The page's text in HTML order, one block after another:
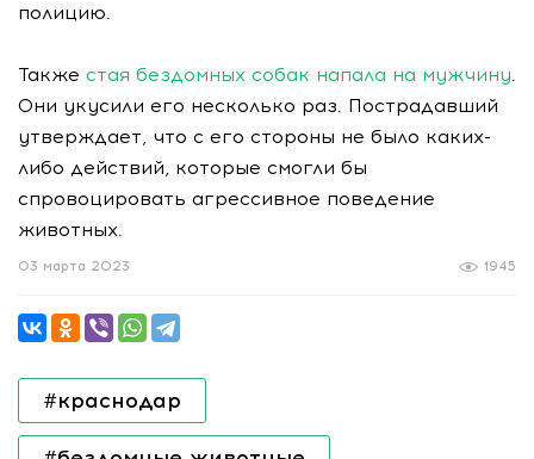
полицию.
Также стая бездомных собак напала на мужчину.
Они укусили его несколько раз. Пострадавший
утверждает, что с его стороны не было каких-
либо действий, которые смогли бы
спровоцировать агрессивное поведение
животных.
1945
03 марта 2023
#краснодар